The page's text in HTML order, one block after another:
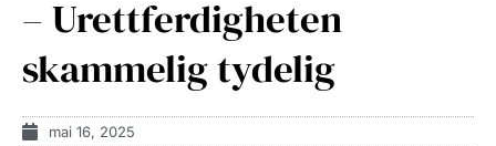
– Urettferdigheten
skammelig tydelig
mai 16, 2025